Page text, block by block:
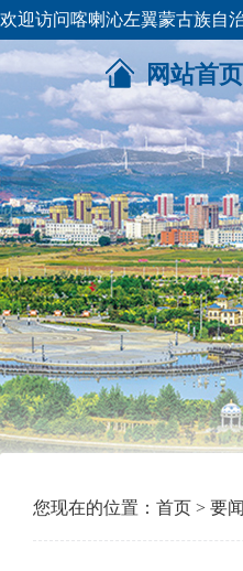
欢迎访问喀喇沁左翼蒙古族自
网站首页
您现在的位置： 首页 > 要